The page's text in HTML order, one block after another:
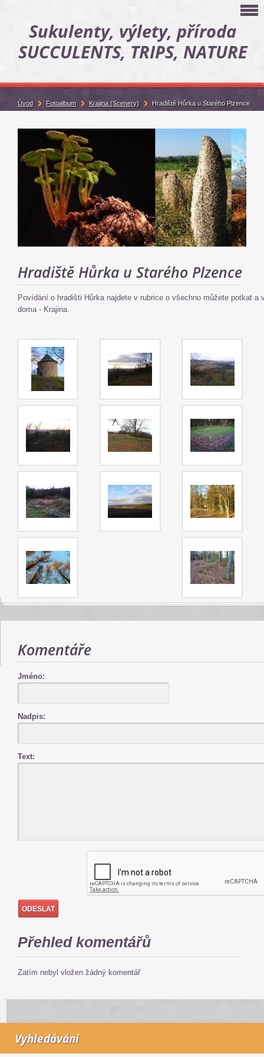
Sukulenty, výlety, příroda
SUCCULENTS, TRIPS, NATURE
Hradiště Hůrka u Starého Plzence
Povídání o hradišti Hůrka najdete v rubrice o všechno můžete potkat a
doma - Krajina.
Komentáře
Jméno:
Nadpis:
Text:
Přehled komentářů
Zatím nebyl vložen žádný komentář
Vyhledávání
Úvod Fotoalbum Krajina (Scenery) Hradiště Hůrka u Starého Plzence